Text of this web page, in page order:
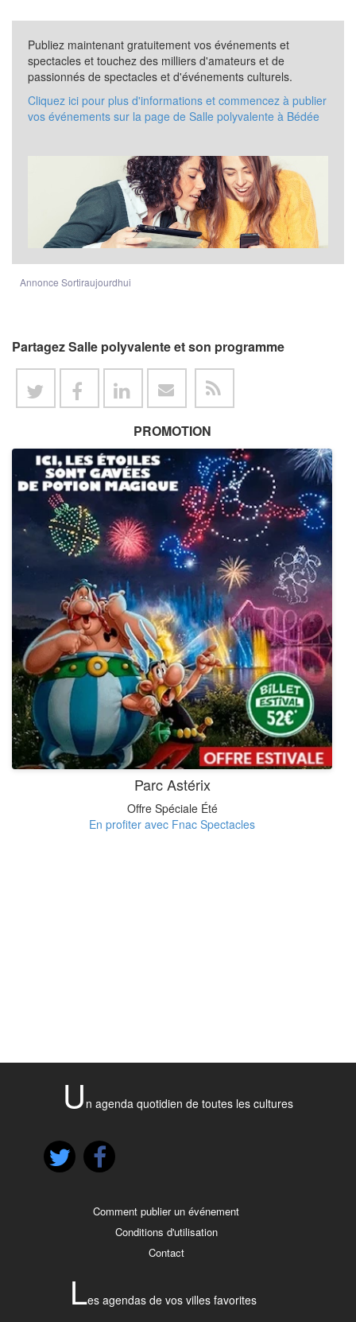
Publiez maintenant gratuitement vos événements et
spectacles et touchez des milliers d'amateurs et de
passionnés de spectacles et d'événements culturels.
Cliquez ici pour plus d'informations et commencez à publier
vos événements sur la page de Salle polyvalente à Bédée
Annonce Sortiraujourdhui
Partagez Salle polyvalente et son programme
PROMOTION
Parc Astérix
Offre Spéciale Été
En profiter avec Fnac Spectacles
U n agenda quotidien de toutes les cultures
Comment publier un événement
Conditions d'utilisation
Contact
Les agendas de vos villes favorites